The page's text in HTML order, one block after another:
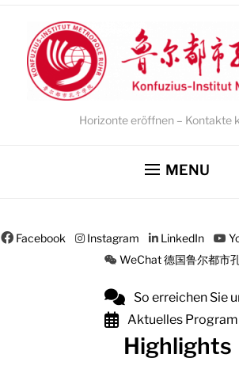
Horizonte eröffnen – Kontakte
MENU
Facebook Instagram LinkedIn
WeChat 德国鲁尔都市
So erreichen Sie
Aktuelles
Highlights